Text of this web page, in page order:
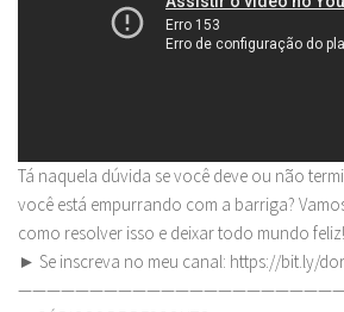
Tá naquela dúvida se você deve ou não
você está empurrando com a barriga?
como resolver isso e deixar todo mundo
► Se inscreva no meu canal: https://bit.ly/